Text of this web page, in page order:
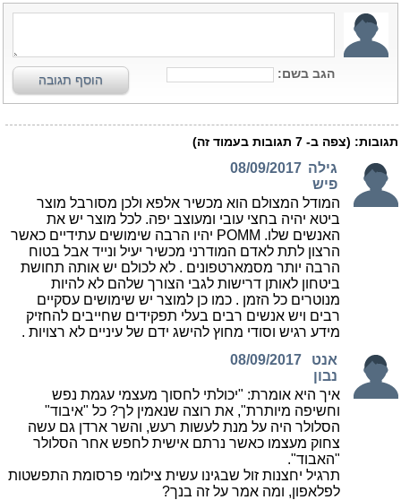
הגב בשם: הוסף תגובה
תגובות: (צפה ב- 7 תגובות בעמוד זה)
גילה
פיש
08/09/2017
המודל המצולם הוא מכשיר אלפא ולכן מסורבל מוצר
ביטא יהיה בחצי עובי ומעוצב יפה. לכל מוצר יש את
האנשים שלו. POMM יהיו הרבה שימושים עתידיים כאשר
הרצון לתת לאדם המודרני מכשיר יעיל ונייד אבל בטוח
הרבה יותר מסמארטפונים . לא לכולם יש אותה תחושת
ביטחון לאותן דרישות לגבי הצורך שלהם לא להיות
מנוטרים כל הזמן . כמו כן למוצר יש שימושים עסקיים
רבים ויש אנשים רבים בעלי תפקידים שחייבים להחזיק
מידע רגיש וסודי מחוץ להישג ידם של עיניים לא רצויות .
אנט
נבון
08/09/2017
איך היא אומרת: "יכולתי לחסוך מעצמי עגמת נפש
וחשיפה מיותרת", את רוצה שנאמין לך? כל "איבוד"
הסלולר היה על מנת לעשות רעש, והשר ארדן גם עשה
צחוק מעצמו כאשר נרתם אישית לחפש אחר הסלולר
"האבוד".
תרגיל יחצנות זול שבגינו עשית צילומי פרסומת התפשטות
לפלאפון, ומה אמר על זה בנך?